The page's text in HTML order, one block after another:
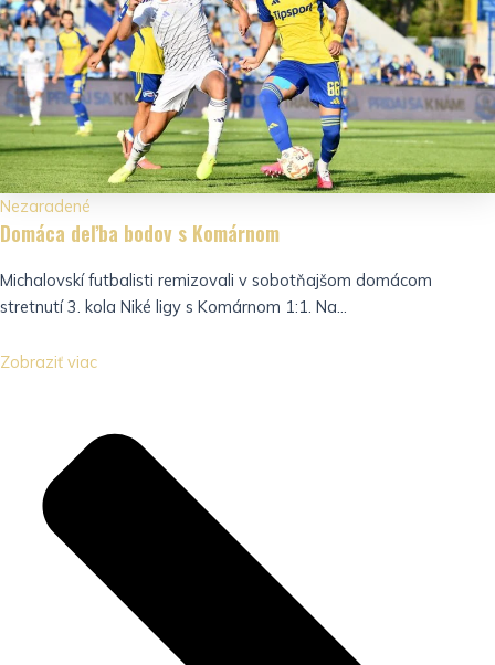
Nezaradené
Domáca deľba bodov s Komárnom
Michalovskí futbalisti remizovali v sobotňajšom domácom
stretnutí 3. kola Niké ligy s Komárnom 1:1. Na...
Zobraziť viac